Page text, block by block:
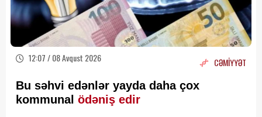
12:07 / 08 Avqust 2026 CƏMİYYƏT
Bu səhvi edənlər yayda daha çox
kommunal ödəniş edir